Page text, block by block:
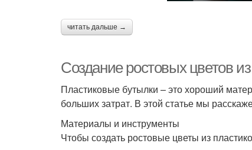
читать дальше →
Создание ростовых цветов
Пластиковые бутылки – это хороший
больших затрат. В этой статье мы
Материалы и инструменты
Чтобы создать ростовые цветы из